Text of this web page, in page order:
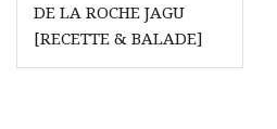
DE LA ROCHE JAGU
[RECETTE & BALADE]